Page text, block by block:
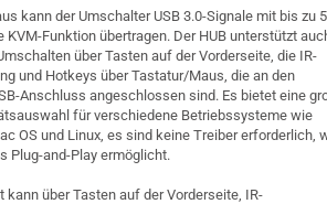
kann der Umschalter USB 3.0-Signale mit bis zu 5
KVM-Funktion übertragen. Der HUB unterstützt
über Tasten auf der Vorderseite, die IR-
und Hotkeys über Tastatur/Maus, die an den
Anschluss angeschlossen sind. Es bietet eine
für verschiedene Betriebssysteme wie
OS und Linux, es sind keine Treiber erforderlich,
Plug-and-Play ermöglicht.
kann über Tasten auf der Vorderseite, IR-